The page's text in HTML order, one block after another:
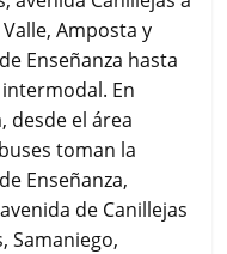
Amposta y
Enseñanza hasta
En
desde el área
toman la
Enseñanza,
de Canillejas
Samaniego,